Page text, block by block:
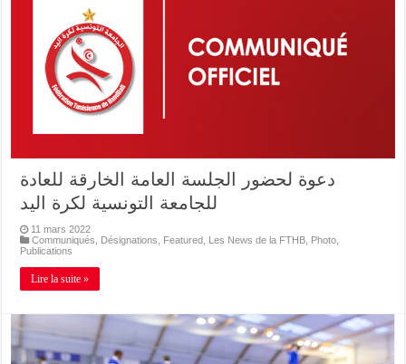
دعوة لحضور الجلسة العامة الخارقة للعادة
للجامعة التونسية لكرة اليد
11 mars 2022
Communiqués
Désignations Featured Les News de la FTHB Photo
Publications
Lire la suite »